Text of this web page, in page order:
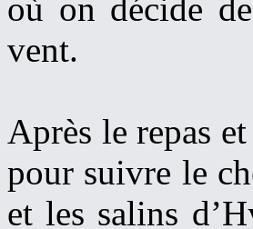
où on décide
vent.
Après le repas
pour suivre le
et les salins